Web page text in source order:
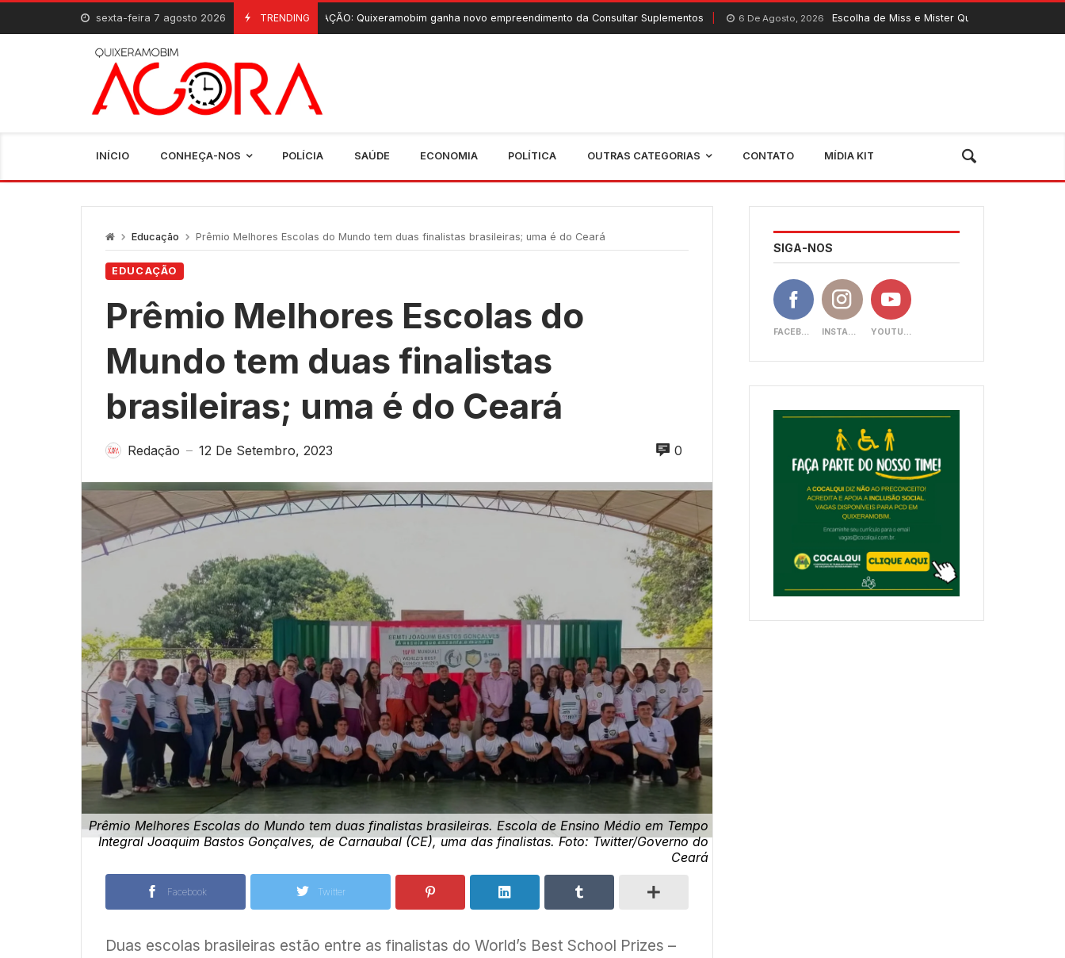
Skip
content
sexta-feira 7 agosto 2026 TRENDING
6 De Agosto, 2026 INAUGURAÇÃO: Quixeramobim ganha novo empreendimento da Consultar Suplementos 6 De Agosto, 2026 Escolha de Miss e Mister Quixeramobim 2026 acontece
INÍCIO CONHEÇA-NOS POLÍCIA SAÚDE ECONOMIA POLÍTICA OUTRAS CATEGORIAS CONTATO MÍDIA KIT
Educação Prêmio Melhores Escolas do Mundo tem duas finalistas brasileiras; uma é do Ceará
EDUCAÇÃO
Prêmio Melhores Escolas do
Mundo tem duas finalistas
brasileiras; uma é do Ceará
Redação — 12 De Setembro, 2023 0
Prêmio Melhores Escolas do Mundo tem duas finalistas brasileiras. Escola de Ensino Médio em Tempo
Integral Joaquim Bastos Gonçalves, de Carnaubal (CE), uma das finalistas. Foto: Twitter/Governo do
Ceará
Facebook Twitter
Duas escolas brasileiras estão entre as finalistas do World’s Best School Prizes –
SIGA-NOS
FACEBOOK INSTAGRAM YOUTUBE